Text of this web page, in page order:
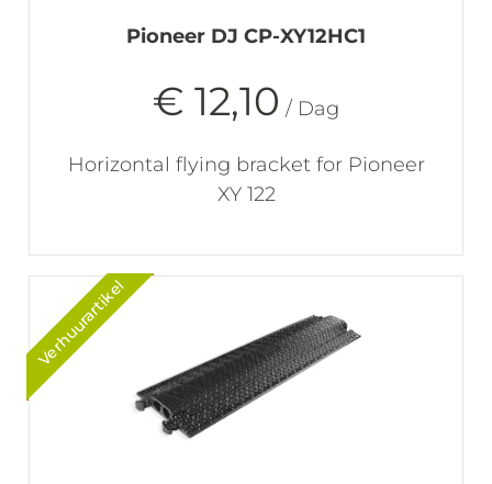
Pioneer DJ CP-XY12HC1
€ 12,10 / Dag
Horizontal flying bracket for Pioneer
XY 122
Verhuurartikel